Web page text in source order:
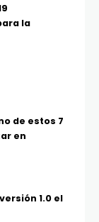
la
de estos 7
en
1.0 el